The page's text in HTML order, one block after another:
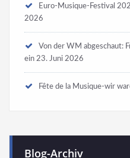
Euro-Musique-Festival
2026
Von der WM abgeschaut:
ein 23. Juni 2026
Fête de la Musique-wir
Blog-Archiv